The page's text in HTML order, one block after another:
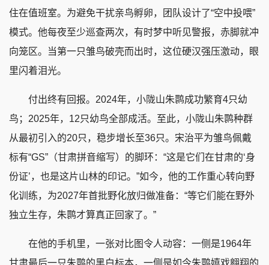
住在值班室。为避免干扰亲鸟孵卵，团队设计了“空中投喂”
模式。他每夜至少巡查两次，有时梦中听见警报，赤脚就冲
向笼区。当第一只雏鸟破壳而出时，这位硬汉强压激动，眼
里闪着泪光。
付出终有回报。2024年，小陇山朱鹮成功繁育4只幼
鸟；2025年，12只幼鸟全部成活。至此，小陇山朱鹮种群
从最初引入的20只，稳步增长至36只。宋治平为雏鸟佩戴
标有“GS”（甘肃拼音缩写）的脚环：“这是它们在甘肃的‘身
份证’，也是这片山林的印记。”如今，他的工作重心转向野
化训练，为2027年首批野化放归做准备：“等它们能在野外
独立生存，朱鹮才算真正回家了。”
在他的手机里，一张对比图令人动容：一侧是1964年
甘肃最后一只朱鹮的黑白标本，一侧是如今朱鹮嬉戏翱翔的